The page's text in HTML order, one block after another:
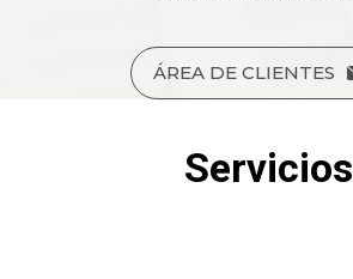
ÁREA DE CLIENTES
Servicios